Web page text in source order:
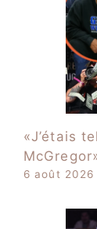
«J’étais
6 août 2026